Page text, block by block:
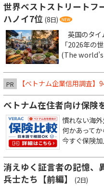
世界ベストストリート
ハノイ7位 (8日)
英国のタイ
「2026年の
(The world’s
PR 【ベトナム企業信用調査
ベトナム在住者向け保険
慣れない海
何かあってか
今すぐ保険加
消えゆく証言者の記憶、
兵士たち【前編】
(2日)